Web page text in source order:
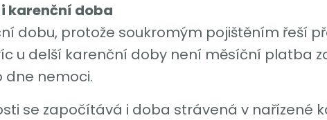
karenční doba
dobu, protože soukromým pojištěním řeší
u delší karenční doby není měsíční platba
dne nemoci.
se započítává i doba strávená v nařízené